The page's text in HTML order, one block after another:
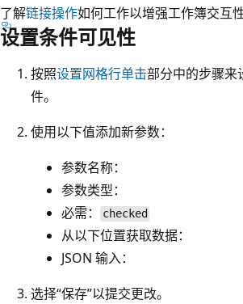
了解链接操作如何工作以增强工作簿交互性
设置条件可见性
按照设置网格行单击部分中的步骤来
件。
使用以下值添加新参数：
参数名称：
参数类型：
必需：
checked
从以下位置获取数据：
JSON 输入：
选择“保存”以提交更改。